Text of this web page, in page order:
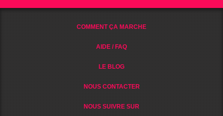
COMMENT ÇA MARCHE
AIDE / FAQ
LE BLOG
NOUS CONTACTER
NOUS SUIVRE SUR